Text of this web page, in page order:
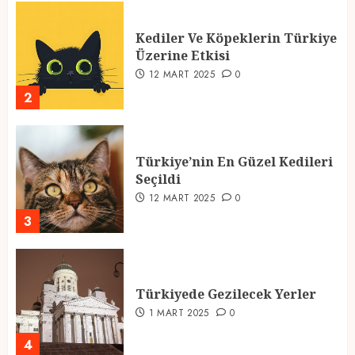
2
Kediler Ve Köpeklerin Türkiye
Üzerine Etkisi
12 MART 2025 0
3
Türkiye’nin En Güzel Kedileri
Seçildi
12 MART 2025 0
4
Türkiyede Gezilecek Yerler
1 MART 2025 0